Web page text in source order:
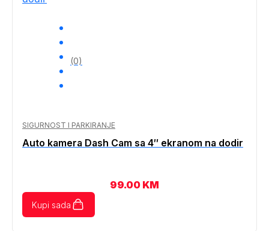
(0)
SIGURNOST I PARKIRANJE
Auto kamera Dash Cam sa 4″ ekranom na dodir
99.00 KM
Kupi sada